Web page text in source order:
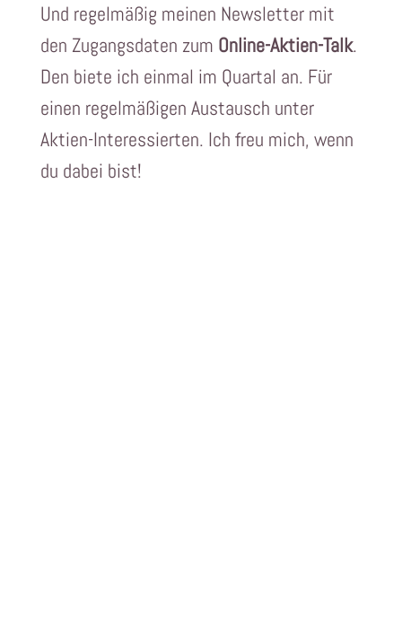
Und regelmäßig meinen Newsletter mit
den Zugangsdaten zum Online-Aktien-Talk.
Den biete ich einmal im Quartal an. Für
einen regelmäßigen Austausch unter
Aktien-Interessierten. Ich freu mich, wenn
du dabei bist!